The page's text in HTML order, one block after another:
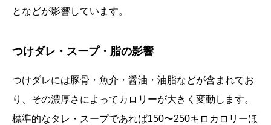
となどが影響しています。
つけダレ・スープ・脂の影響
つけダレには豚骨・魚介・醤油・油脂などが含まれてお
り、その濃厚さによってカロリーが大きく変動します。
標準的なタレ・スープであれば150〜250キロカロリーほ